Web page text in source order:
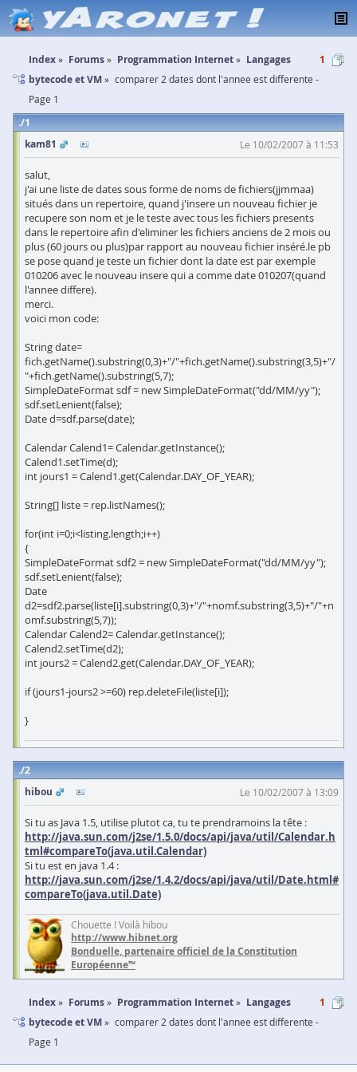
Index Forums Programmation Internet
Langages
bytecode et VM
comparer 2 dates dont l'annee est differente -
Page 1
1
1
kam81
Le 10/02/2007 à 11:53
salut,
j'ai une liste de dates sous forme de noms de fichiers(jjmmaa)
situés dans un repertoire, quand j'insere un nouveau fichier je
recupere son nom et je le teste avec tous les fichiers presents
dans le repertoire afin d'eliminer les fichiers anciens de 2 mois ou
plus (60 jours ou plus)par rapport au nouveau fichier inséré.le pb
se pose quand je teste un fichier dont la date est par exemple
010206 avec le nouveau insere qui a comme date 010207(quand
l'annee differe).
merci.
voici mon code:
String date=
fich.getName().substring(0,3)+"/"+fich.getName().substring(3,5)+"/
"+fich.getName().substring(5,7);
SimpleDateFormat sdf = new SimpleDateFormat("dd/MM/yy");
sdf.setLenient(false);
Date d=sdf.parse(date);
Calendar Calend1= Calendar.getInstance();
Calend1.setTime(d);
int jours1 = Calend1.get(Calendar.DAY_OF_YEAR);
String[] liste = rep.listNames();
for(int i=0;i<listing.length;i++)
{
SimpleDateFormat sdf2 = new SimpleDateFormat("dd/MM/yy");
sdf.setLenient(false);
Date
d2=sdf2.parse(liste[i].substring(0,3)+"/"+nomf.substring(3,5)+"/"+n
omf.substring(5,7));
Calendar Calend2= Calendar.getInstance();
Calend2.setTime(d2);
int jours2 = Calend2.get(Calendar.DAY_OF_YEAR);
if (jours1-jours2 >=60) rep.deleteFile(liste[i]);
}
2
hibou
Le 10/02/2007 à 13:09
Si tu as Java 1.5, utilise plutot ca, tu te prendramoins la tête :
http://java.sun.com/j2se/1.5.0/docs/api/java/util/Calendar.h
tml#compareTo(java.util.Calendar)
Si tu est en java 1.4 :
http://java.sun.com/j2se/1.4.2/docs/api/java/util/Date.html#
compareTo(java.util.Date)
Chouette ! Voilà hibou
http://www.hibnet.org
Bonduelle, partenaire officiel de la Constitution
Européenne™
Index Forums Programmation Internet
Langages
bytecode et VM
comparer 2 dates dont l'annee est differente -
Page 1
1